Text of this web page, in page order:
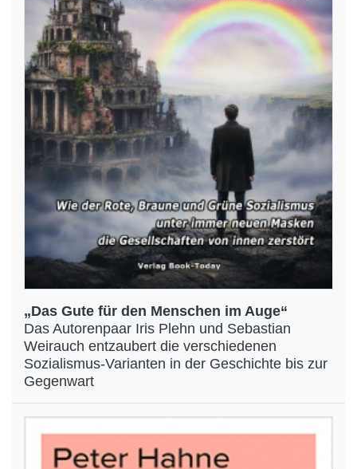
„Das Gute für den Menschen im Auge“
Das Autorenpaar Iris Plehn und Sebastian
Weirauch entzaubert die verschiedenen
Sozialismus-Varianten in der Geschichte bis zur
Gegenwart